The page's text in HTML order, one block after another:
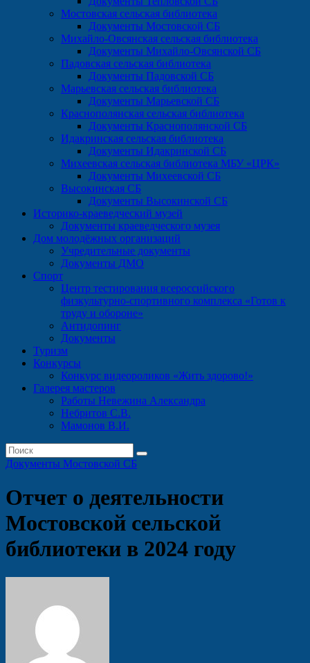
Мостовская сельская библиотека
Документы Мостовской СБ
Михайло-Овсянская сельская библиотека
Документы Михайло-Овсянской СБ
Падовская сельская библиотека
Документы Падовской СБ
Марьевская сельская библиотека
Документы Марьевской СБ
Краснополянская сельская библиотека
Документы Краснополянской СБ
Идакринская сельская библиотека
Документы Идакринской СБ
Михеевская сельская библиотека МБУ «ЦРК»
Документы Михеевской СБ
Высокинская СБ
Документы Высокинской СБ
Историко-краеведческий музей
Документы краеведческого музея
Дом молодёжных организаций
Учредительные документы
Документы ДМО
Спорт
Центр тестирования всероссийского
физкультурно-спортивного комплекса «Готов к
труду и обороне»
Антидопинг
Документы
Туризм
Конкурсы
Конкурс видеороликов «Жить здорово!»
Галерея мастеров
Работы Невежина Александра
Небритов С.В.
Мамонов В.И.
Документы Мостовской СБ
Отчет о деятельности
Мостовской сельской
библиотеки в 2024 году